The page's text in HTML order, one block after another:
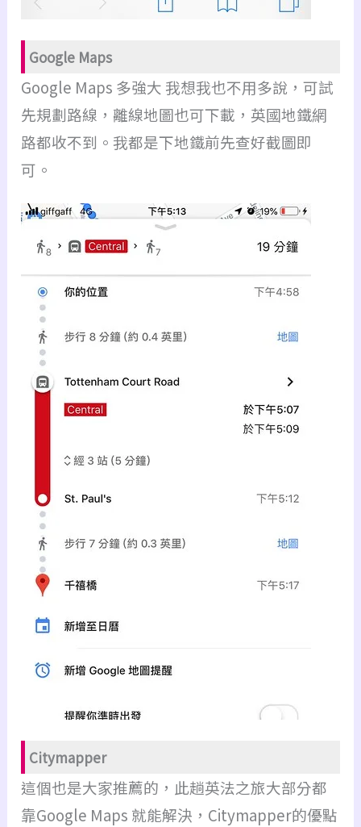
Google Maps
Google Maps 多強大 我想我也不用多說，可試
先規劃路線，離線地圖也可下載，英國地鐵網
路都收不到。我都是下地鐵前先查好截圖即
可。
Citymapper
這個也是大家推薦的，此趟英法之旅大部分都
靠Google Maps 就能解決，Citymapper的優點